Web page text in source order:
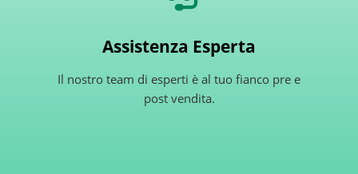
Assistenza Esperta
Il nostro team di esperti è al tuo fianco pre e
post vendita.